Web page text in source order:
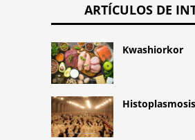
ARTÍCULOS DE
Kwashiorkor
Histoplasmosis